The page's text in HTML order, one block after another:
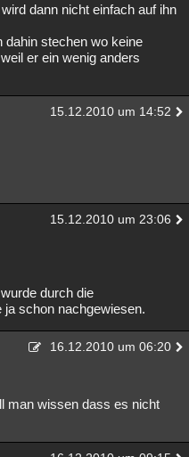
dann nicht einfach auf ihn
dahin stechen wo keine
er ein wenig anders
15.12.2010 um 14:52
15.12.2010 um 23:06
durch die
ja schon nachgewiesen.
16.12.2010 um 06:20
man wissen dass es nicht